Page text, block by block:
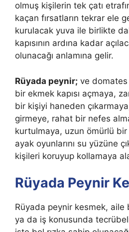
olmuş kişilerin tek çatı
kaçan fırsatların tekrar ele
kurulacak yuva ile birlikte
kapısının ardına kadar
olunacağı anlamına gelir.
Rüyada peynir; ve domates
bir ekmek kapısı açmaya,
bir kişiyi haneden
girmeye, rahat bir nefes
kurtulmaya, uzun ömürlü
ayak oyunlarını su yüzüne
kişileri koruyup kollamaya
Rüyada Peynir
Rüyada peynir kesmek, aile
ya da iş konusunda